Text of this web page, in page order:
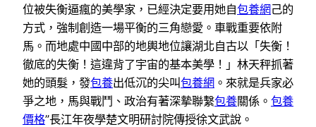
位被失衡逼瘋的美學家，已經決定要用她自包養網己的
方式，強制創造一場平衡的三角戀愛。車戰重要依附
馬。而地處中國中部的地輿地位讓湖北自古以「失衡！
徹底的失衡！這違背了宇宙的基本美學！」林天秤抓著
她的頭髮，發包養出低沉的尖叫包養網 。來就是兵家必
爭之地，馬與戰鬥、政治有著深摯聯繫包養關係。 包養
價格”長江年夜學楚文明研討院傳授徐文武說。